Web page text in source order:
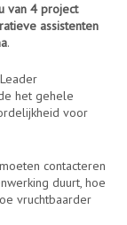
van 4 project
assistenten
.
het gehele
voor
contacteren
duurt, hoe
vruchtbaarder